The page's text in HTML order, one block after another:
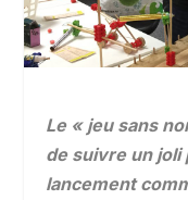
Le « jeu sans
de suivre un joli
lancement